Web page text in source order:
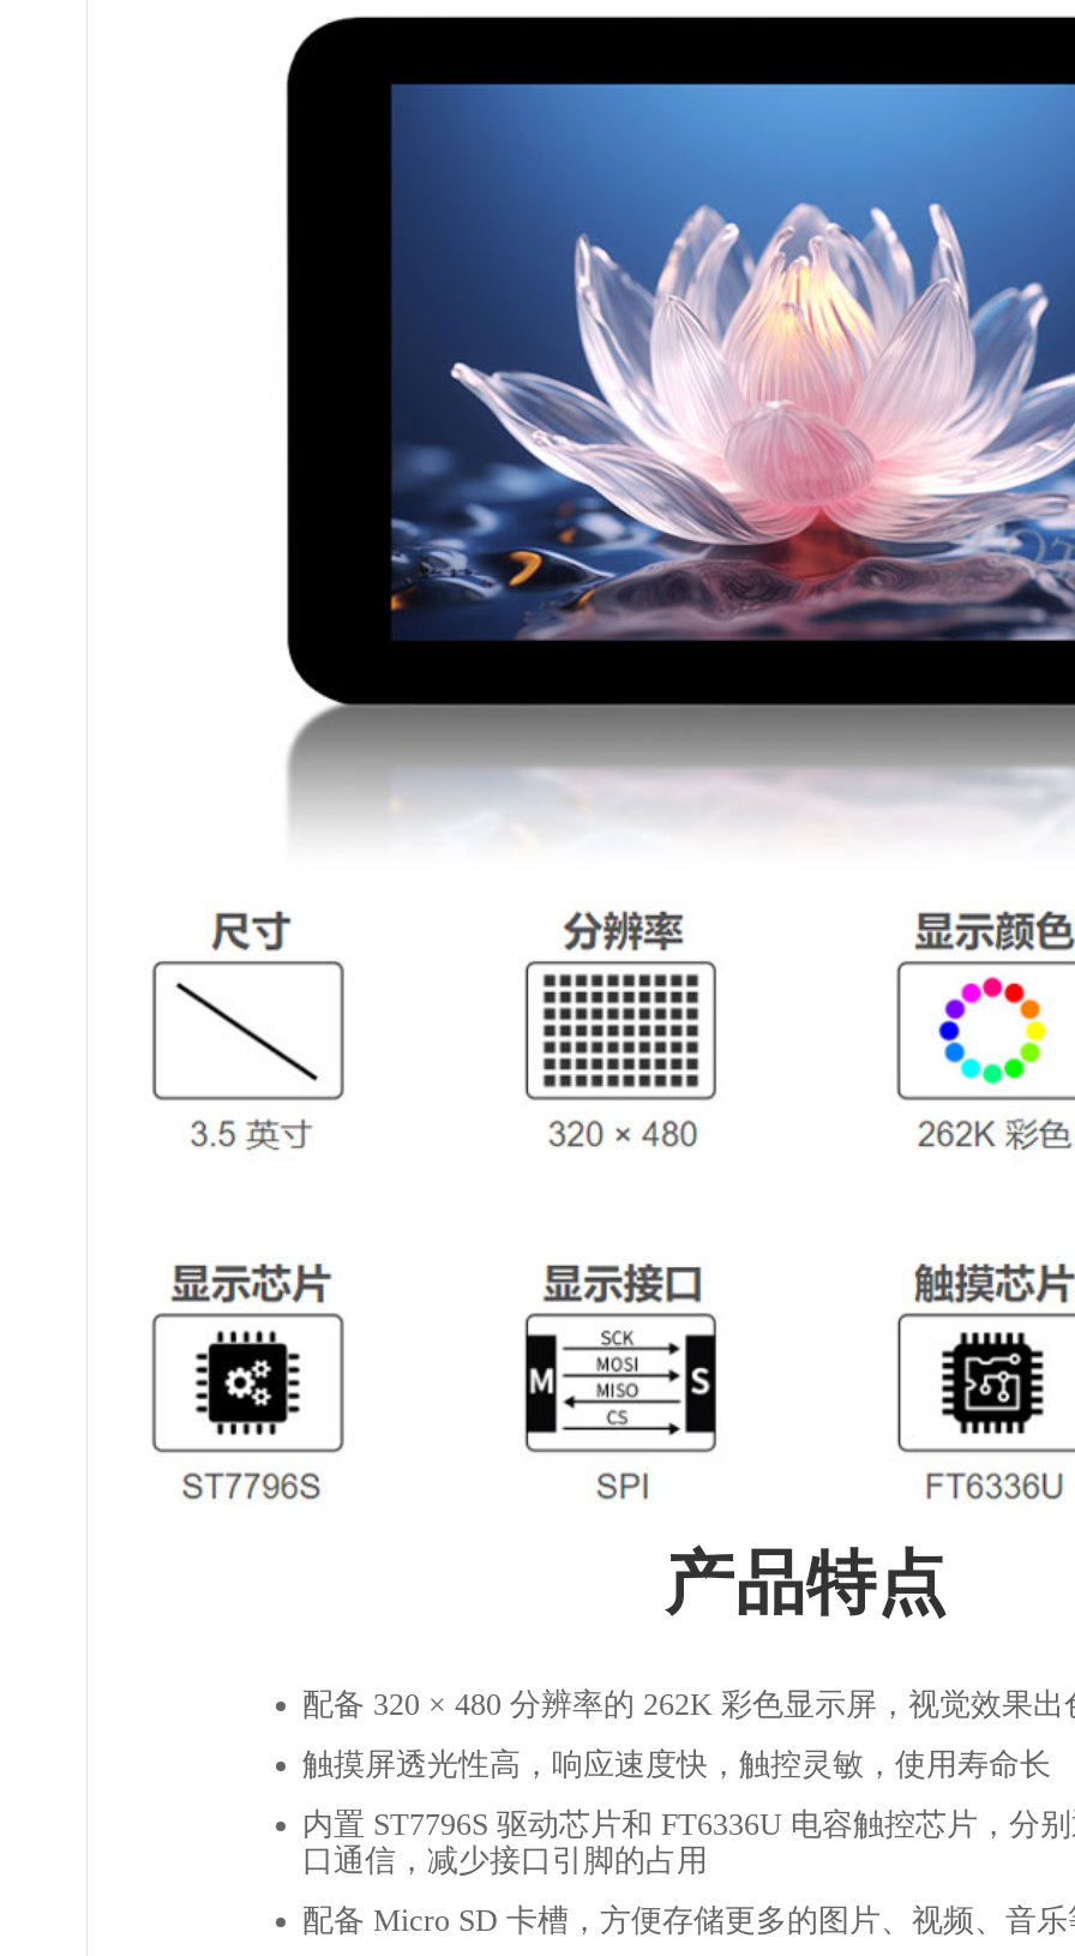
产品特点
配备 320 × 480 分辨率的 262K 彩色显示屏，视觉效果出
触摸屏透光性高，响应速度快，触控灵敏，使用寿命长
内置 ST7796S 驱动芯片和 FT6336U 电容触控芯片，分
口通信，减少接口引脚的占用
配备 Micro SD 卡槽，方便存储更多的图片、视频、音乐